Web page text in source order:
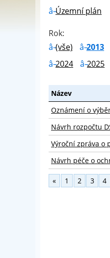
Územní plán
Rok:
(vše)
2013
2024
2025
Název
Oznámení o
Návrh rozpočtu
Výroční zpráva o
Návrh péče o
« 1 2 3 4